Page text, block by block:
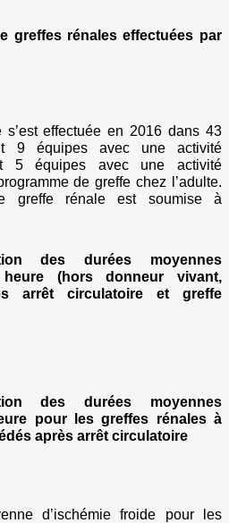
greffes rénales effectuées par
s’est effectuée en 2016 dans 43
9 équipes avec une activité
5 équipes avec une activité
de greffe chez l’adulte.
greffe rénale est soumise à
des durées moyennes
(hors donneur vivant,
arrêt circulatoire et greffe
des durées moyennes
pour les greffes rénales à
après arrêt circulatoire
d’ischémie froide pour les